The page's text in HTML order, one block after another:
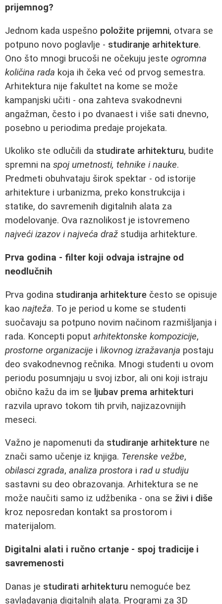
prijemnog?
Jednom kada uspešno položite prijemni, otvara se
potpuno novo poglavlje - studiranje arhitekture.
Ono što mnogi brucoši ne očekuju jeste ogromna
količina rada koja ih čeka već od prvog semestra.
Arhitektura nije fakultet na kome se može
kampanjski učiti - ona zahteva svakodnevni
angažman, često i po dvanaest i više sati dnevno,
posebno u periodima predaje projekata.
Ukoliko ste odlučili da studirate arhitekturu, budite
spremni na spoj umetnosti, tehnike i nauke.
Predmeti obuhvataju širok spektar - od istorije
arhitekture i urbanizma, preko konstrukcija i
statike, do savremenih digitalnih alata za
modelovanje. Ova raznolikost je istovremeno
najveći izazov i najveća draž studija arhitekture.
Prva godina - filter koji odvaja istrajne od
neodlučnih
Prva godina studiranja arhitekture često se opisuje
kao najteža. To je period u kome se studenti
suočavaju sa potpuno novim načinom razmišljanja i
rada. Koncepti poput arhitektonske kompozicije,
prostorne organizacije i likovnog izražavanja postaju
deo svakodnevnog rečnika. Mnogi studenti u ovom
periodu posumnjaju u svoj izbor, ali oni koji istraju
obično kažu da im se ljubav prema arhitekturi
razvila upravo tokom tih prvih, najizazovnijih
meseci.
Važno je napomenuti da studiranje arhitekture ne
znači samo učenje iz knjiga. Terenske vežbe,
obilasci zgrada, analiza prostora i rad u studiju
sastavni su deo obrazovanja. Arhitektura se ne
može naučiti samo iz udžbenika - ona se živi i diše
kroz neposredan kontakt sa prostorom i
materijalom.
Digitalni alati i ručno crtanje - spoj tradicije i
savremenosti
Danas je studirati arhitekturu nemoguće bez
savladavanja digitalnih alata. Programi za 3D